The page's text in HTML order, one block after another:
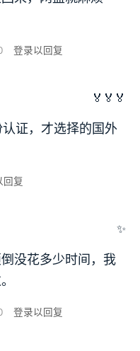
登录以回复
🏅🏅🏅
证，才选择的国外
回复
✨
没花多少时间，我
登录以回复